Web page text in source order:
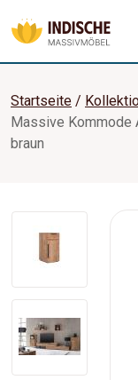
Startseite
Massive Kommode
braun